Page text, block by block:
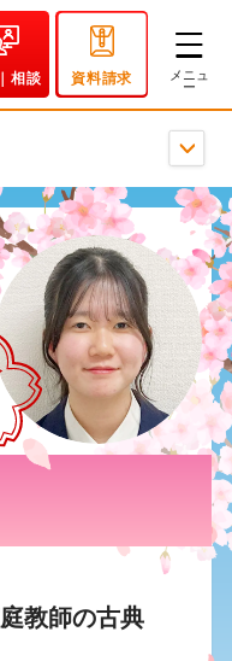
相談 資料請求
教師の古典